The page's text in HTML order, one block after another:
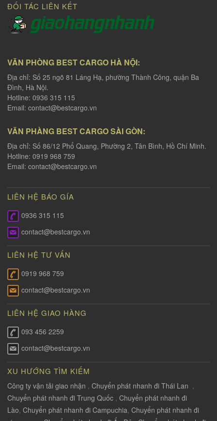
ĐỐI TÁC LIÊN KẾT
VĂN PHÒNG BEST CARGO HÀ NỘI:
Địa chỉ: Số 25 ngõ 81 Láng Hạ, phường Thành Công, quận Ba
Đình, Hà Nội.
Hotline: 0936 315 115
Email: contact@bestcargo.vn
VĂN PHÀNG BEST CARGO SÀI GÒN:
Địa chỉ: Số 86/12 Phổ Quang, Phường 2, Tân Bình, Hồ Chí Minh.
Hotline: 0919 968 759
Email: contact@bestcargo.vn
LIÊN HỆ BÁO GÍA
0936 315 115
contact@bestcargo.vn
LIÊN HỆ TƯ VẤN
0919 968 759
contact@bestcargo.vn
LIÊN HỆ GIAO HÀNG
093 456 2259
contact@bestcargo.vn
XU HƯỚNG TÌM KIẾM
Công ty vận tải giao nhận , Chuyển phát nhanh đi Thái Lan ,
Chuyển phát nhanh đi Trung Quốc , Chuyển phát nhanh đi
Lào, Chuyển phát nhanh đi Campuchia, Chuyển phát nhanh đi